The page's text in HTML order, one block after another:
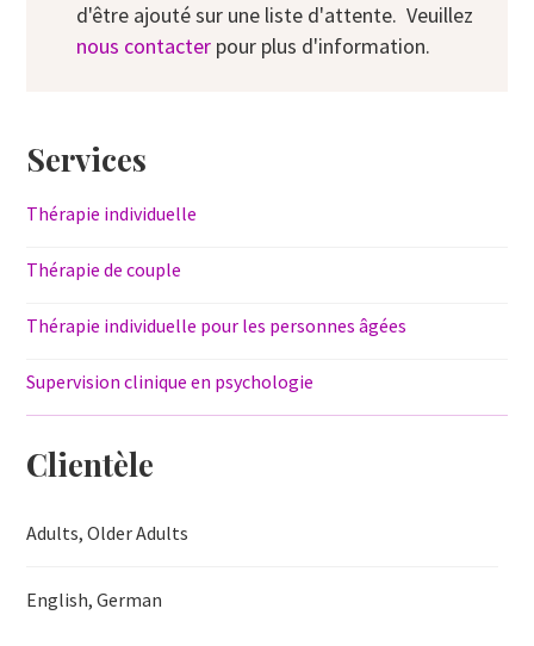
d'être ajouté sur une liste d'attente. Veuillez
nous contacterpour plus d'information.
Services
Thérapie individuelle
Thérapie de couple
Thérapie individuelle pour les personnes âgées
Supervision clinique en psychologie
Clientèle
Adults, Older Adults
English, German